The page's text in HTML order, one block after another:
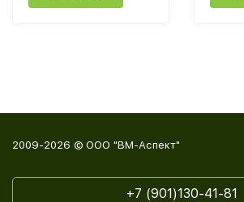
2009-2026 © ООО "ВМ-Аспект"
+7 (901)130-41-81